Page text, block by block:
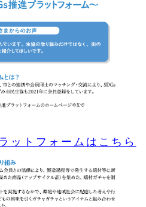
ットフォームはこちら